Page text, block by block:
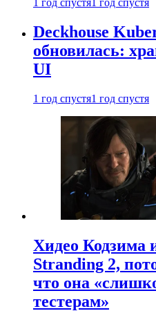
Deckhouse
обновилась:
UI
1 год спустя1 год спустя
Хидео Кодзима
Stranding 2,
что она
тестерам»